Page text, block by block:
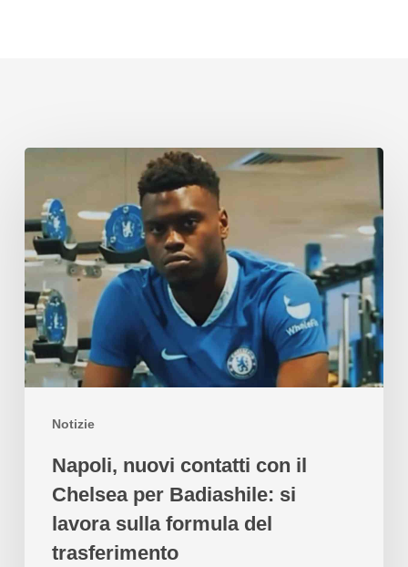
Notizie
Napoli, nuovi contatti con il
Chelsea per Badiashile: si
lavora sulla formula del
trasferimento